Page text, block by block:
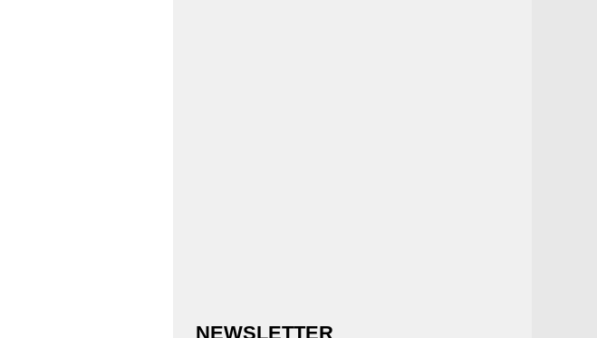
NEWSLETTER